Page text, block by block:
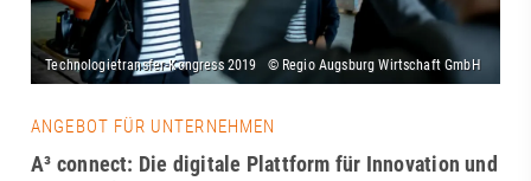
ANGEBOT FÜR UNTERNEHMEN
A³ connect: Die digitale Plattform für Innovation und